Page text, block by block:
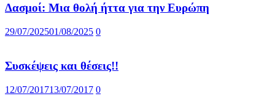
Δασμοί: Μια θολή ήττα για την Ευρώπη
29/07/202501/08/2025 0
Συσκέψεις και θέσεις!!
12/07/201713/07/2017 0